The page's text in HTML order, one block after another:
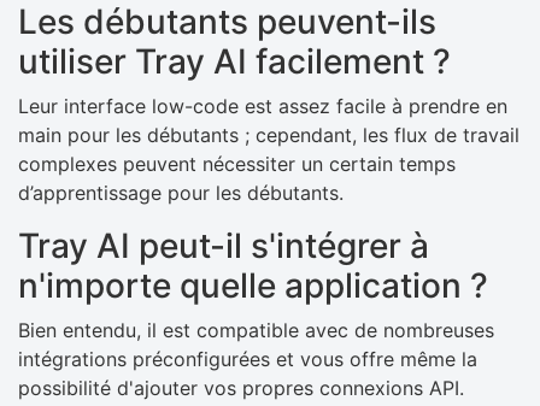
Les débutants peuvent-ils
utiliser Tray AI facilement ?
Leur interface low-code est assez facile à prendre en
main pour les débutants ; cependant, les flux de travail
complexes peuvent nécessiter un certain temps
d’apprentissage pour les débutants.
Tray AI peut-il s'intégrer à
n'importe quelle application ?
Bien entendu, il est compatible avec de nombreuses
intégrations préconfigurées et vous offre même la
possibilité d'ajouter vos propres connexions API.